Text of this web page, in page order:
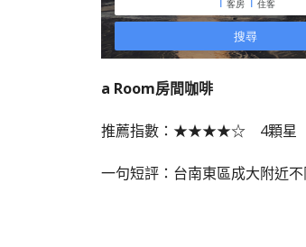
a Room房間咖啡
推薦指數：★★★★☆ 4顆星
一句短評：台南東區成大附近